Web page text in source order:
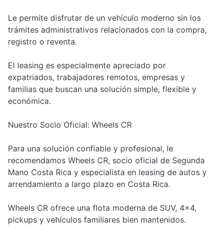
Le permite disfrutar de un vehículo moderno sin los
trámites administrativos relacionados con la compra,
registro o reventa.
El leasing es especialmente apreciado por
expatriados, trabajadores remotos, empresas y
familias que buscan una solución simple, flexible y
económica.
Nuestro Socio Oficial: Wheels CR
Para una solución confiable y profesional, le
recomendamos Wheels CR, socio oficial de Segunda
Mano Costa Rica y especialista en leasing de autos y
arrendamiento a largo plazo en Costa Rica.
Wheels CR ofrece una flota moderna de SUV, 4x4,
pickups y vehículos familiares bien mantenidos.